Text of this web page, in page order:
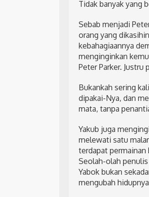
Tidak banyak yang
Sebab menjadi
orang yang
kebahagiaannya
menginginkan
Peter Parker.
Bukankah sering
dipakai-Nya, dan
mata, tanpa
Yakub juga
melewati satu
terdapat
Seolah-olah
Yabok bukan
mengubah